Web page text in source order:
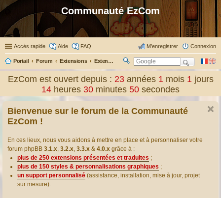
Communauté EzCom
Accès rapide Aide FAQ Connexion
M’enregistrer
Portail Forum Extensions Extensions présentées & traduites
er
EzCom est ouvert depuis : 23 années1 mois1 jours
14 heures 30 minutes 50 secondes
Bienvenue sur le forum de la Communauté
EzCom !
En ces lieux, nous vous aidons à mettre en place et à personnaliser votre
forum phpBB 3.1.x, 3.2.x, 3.3.x & 4.0.x grâce à :
plus de 250 extensions présentées et traduites ;
plus de 150 styles & personnalisations graphiques ;
un support personnalisé (assistance, installation, mise à jour, projet
sur mesure).